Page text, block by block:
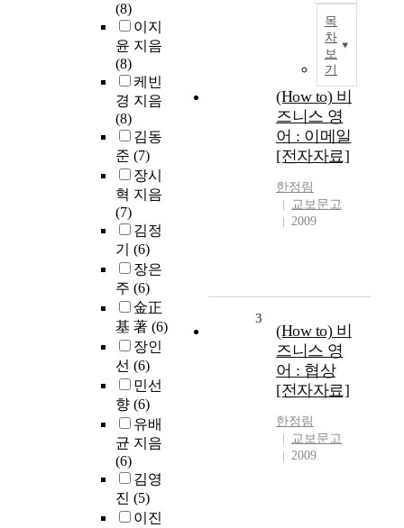
(8)
이지
윤 지음
(8)
케빈
경 지음
(8)
김동
준 (7)
장시
혁 지음
(7)
김정
기 (6)
장은
주 (6)
金正
基 著 (6)
장인
선 (6)
민선
향 (6)
유배
균 지음
(6)
김영
진 (5)
이진
목
차
보
기
(How to) 비
즈니스 영
어 : 이메일
[전자자료]
한정림
교보문고
2009
3
(How to) 비
즈니스 영
어 : 협상
[전자자료]
한정림
교보문고
2009